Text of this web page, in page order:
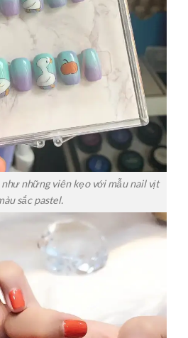
như những viên kẹo với mẫu nail vịt
sắc pastel.